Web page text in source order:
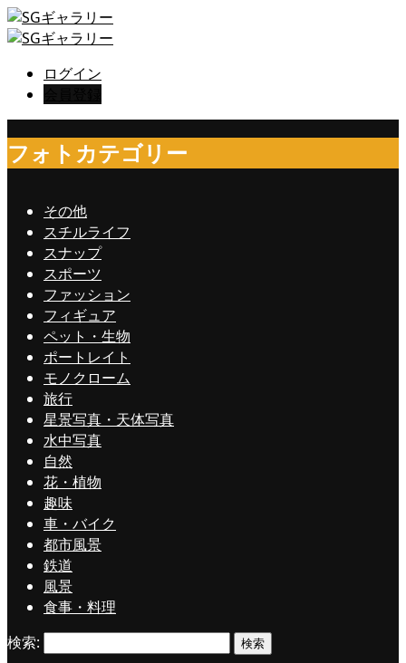
ログイン
フォトカテゴリー
その他
スチルライフ
スナップ
スポーツ
ファッション
フィギュア
ペット・生物
ポートレイト
モノクローム
旅行
星景写真・天体写真
水中写真
自然
花・植物
趣味
車・バイク
都市風景
鉄道
風景
食事・料理
検索: